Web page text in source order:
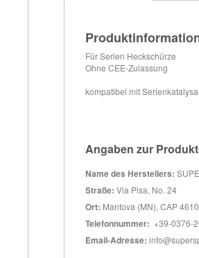
Für Serien Heckschürze
Ohne CEE-Zulassung
kompatibel mit
Angaben zur
Name des Herstellers:
Straße: Via Pisa, No. 24
Ort: Mantova (MN), CAP
Telefonnummer: +39-0376-
Email-Adresse: